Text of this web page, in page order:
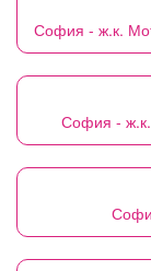
София - ж.к.
София -